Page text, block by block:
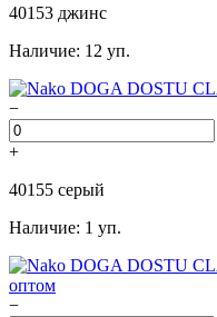
40153 джинс
Наличие: 12 уп.
−
+
40155 серый
Наличие: 1 уп.
−